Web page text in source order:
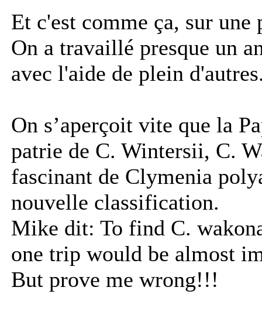
Et c'est comme ça, sur
On a travaillé presque un
avec l'aide de plein
On s’aperçoit vite que la
patrie de C. Wintersii, C.
fascinant de Clymenia
nouvelle classification.
Mike dit: To find C.
one trip would be almost
But prove me wrong!!!